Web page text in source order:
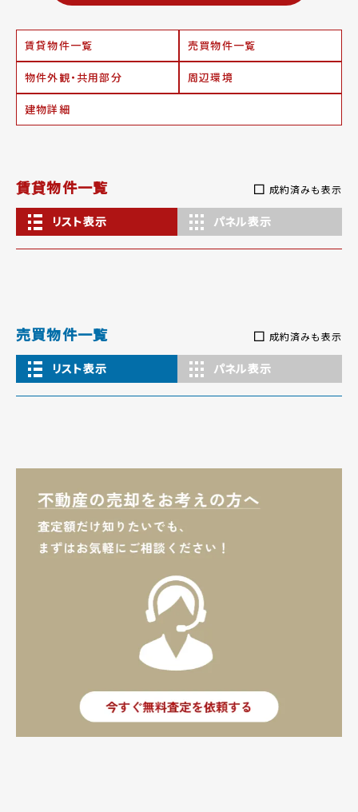
賃貸物件一覧 売買物件一覧
物件外観・共用部分 周辺環境
建物詳細
賃貸物件一覧 成約済みも表示
リスト表示 パネル表示
売買物件一覧 成約済みも表示
リスト表示 パネル表示